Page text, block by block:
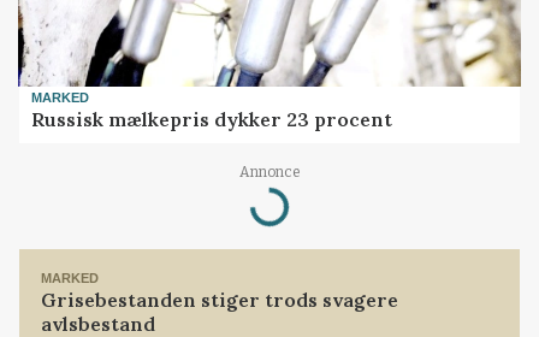
MARKED
Russisk mælkepris dykker 23 procent
Annonce
Loading...
MARKED
Grisebestanden stiger trods svagere
avlsbestand